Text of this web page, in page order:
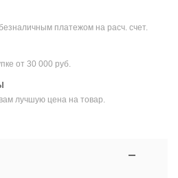
платежом на расч. счет.
от 30 000 руб.
лучшую цена на товар.